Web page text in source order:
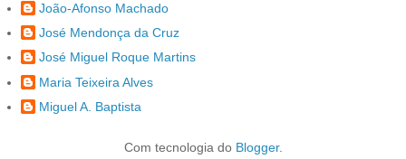
João-Afonso Machado
José Mendonça da Cruz
José Miguel Roque Martins
Maria Teixeira Alves
Miguel A. Baptista
Com tecnologia do Blogger.